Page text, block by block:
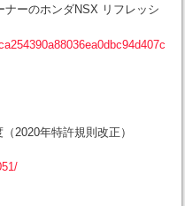
ーのホンダNSX リフレッシ
2020年特許規則改正）